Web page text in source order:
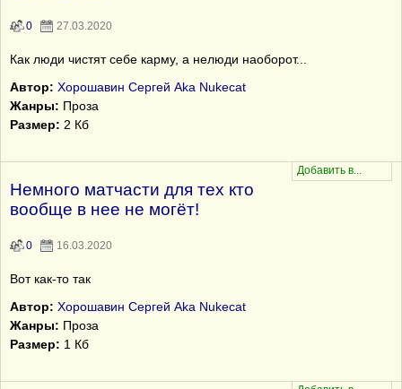
0 27.03.2020
Как люди чистят себе карму, а нелюди наоборот...
Автор: Хорошавин Сергей Aka Nukecat
Жанры: Проза
Размер: 2 Кб
Немного матчасти для тех кто
вообще в нее не могёт!
0 16.03.2020
Вот как-то так
Автор: Хорошавин Сергей Aka Nukecat
Жанры: Проза
Размер: 1 Кб